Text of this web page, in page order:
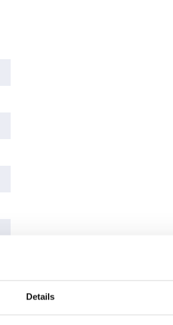
Details
Bediening Nee